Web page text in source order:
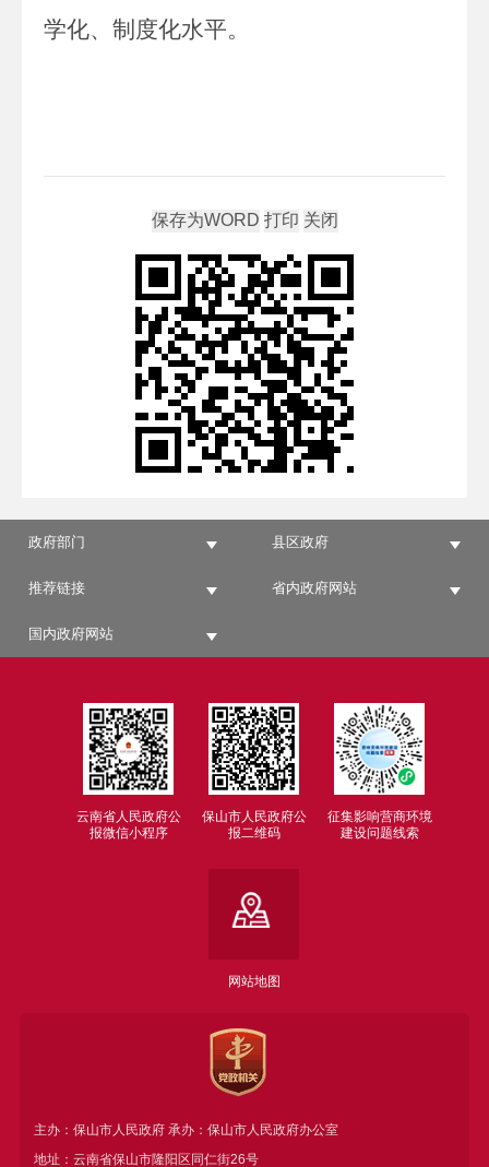
学化、制度化水平。
政府部门 县区政府
推荐链接 省内政府网站
国内政府网站
云南省人民政府公
报微信小程序
保山市人民政府公
报二维码
征集影响营商环境
建设问题线索
网站地图
主办：保山市人民政府 承办：保山市人民政府办公室
地址：云南省保山市隆阳区同仁街26号